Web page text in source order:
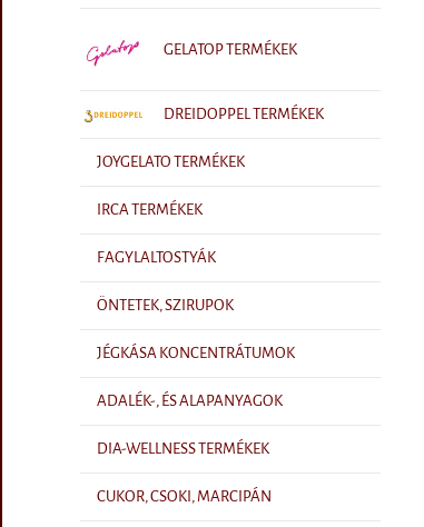
GELATOP TERMÉKEK
DREIDOPPEL TERMÉKEK
JOYGELATO TERMÉKEK
IRCA TERMÉKEK
FAGYLALTOSTYÁK
ÖNTETEK, SZIRUPOK
JÉGKÁSA KONCENTRÁTUMOK
ADALÉK-, ÉS ALAPANYAGOK
DIA-WELLNESS TERMÉKEK
CUKOR, CSOKI, MARCIPÁN